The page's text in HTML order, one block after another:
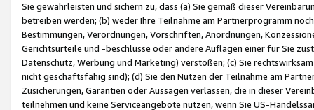
Sie gewährleisten und sichern zu, dass (a) Sie gemäß dieser
betreiben werden; (b) weder Ihre Teilnahme am Partnerprogramm
Bestimmungen, Verordnungen, Vorschriften, Anordnungen,
Gerichtsurteile und -beschlüsse oder andere Auflagen einer für Sie
Datenschutz, Werbung und Marketing) verstoßen; (c) Sie
nicht geschäftsfähig sind); (d) Sie den Nutzen der Teilnahme am
Zusicherungen, Garantien oder Aussagen verlassen, die in dieser
teilnehmen und keine Serviceangebote nutzen, wenn Sie US-